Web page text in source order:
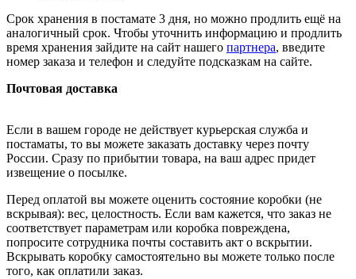
Срок хранения в постамате 3 дня, но можно продлить ещё на
аналогичный срок. Чтобы уточнить информацию и продлить
время хранения зайдите на сайт нашего партнера, введите
номер заказа и телефон и следуйте подсказкам на сайте.
Почтовая доставка
Если в вашем городе не действует курьерская служба и
постаматы, то вы можете заказать доставку через почту
России. Сразу по прибытии товара, на ваш адрес придет
извещение о посылке.
Перед оплатой вы можете оценить состояние коробки (не
вскрывая): вес, целостность. Если вам кажется, что заказ не
соответствует параметрам или коробка повреждена,
попросите сотрудника почты составить акт о вскрытии.
Вскрывать коробку самостоятельно вы можете только после
того, как оплатили заказ.